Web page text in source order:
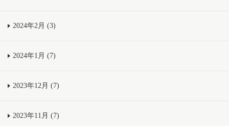
2024年2月 (3)
2024年1月 (7)
2023年12月 (7)
2023年11月 (7)